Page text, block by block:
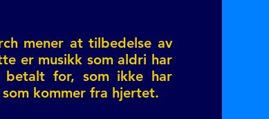
mener at tilbedelse av
er musikk som aldri har
for, som ikke har
kommer fra hjertet.